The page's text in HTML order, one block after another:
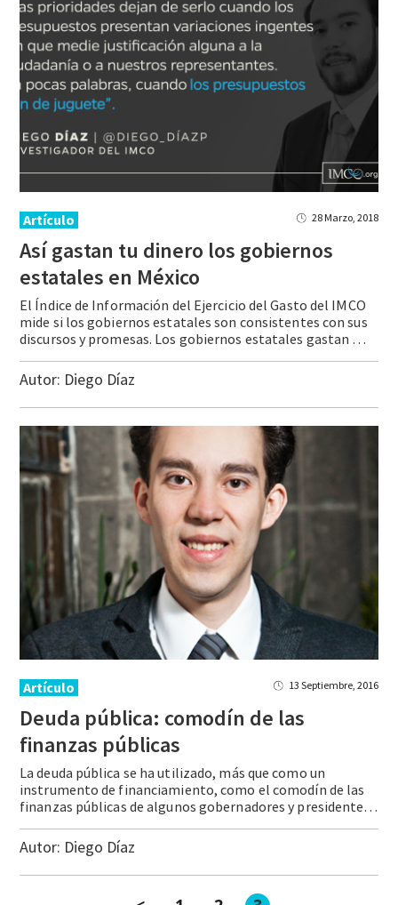
Artículo 28 Marzo, 2018
Así gastan tu dinero los gobiernos
estatales en México
El Índice de Información del Ejercicio del Gasto del IMCO
mide si los gobiernos estatales son consistentes con sus
discursos y promesas. Los gobiernos estatales gastan menos en inversión pública y rebasan el monto aprobado en rubros como comunicación social y servicios personales.
Autor: Diego Díaz
Artículo 13 Septiembre, 2016
Deuda pública: comodín de las
finanzas públicas
La deuda pública se ha utilizado, más que como un
instrumento de financiamiento, como el comodín de las
finanzas públicas de algunos gobernadores y presidentes municipales.
Autor: Diego Díaz